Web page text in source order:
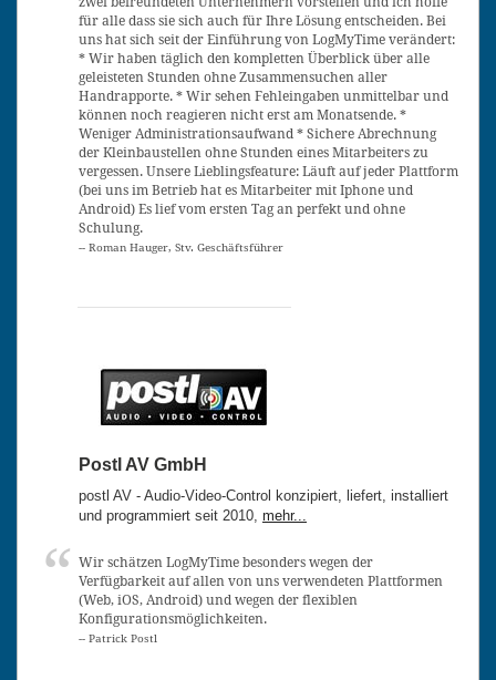
für alle dass sie sich auch für Ihre Lösung entscheiden. Bei
uns hat sich seit der Einführung von LogMyTime verändert:
* Wir haben täglich den kompletten Überblick über alle
geleisteten Stunden ohne Zusammensuchen aller
Handrapporte. * Wir sehen Fehleingaben unmittelbar und
können noch reagieren nicht erst am Monatsende. *
Weniger Administrationsaufwand * Sichere Abrechnung
der Kleinbaustellen ohne Stunden eines Mitarbeiters zu
vergessen. Unsere Lieblingsfeature: Läuft auf jeder Plattform
(bei uns im Betrieb hat es Mitarbeiter mit Iphone und
Android) Es lief vom ersten Tag an perfekt und ohne
Schulung.
-- Roman Hauger, Stv. Geschäftsführer
Postl AV GmbH
postl AV - Audio-Video-Control konzipiert, liefert, installiert
und programmiert seit 2010, mehr...
Wir schätzen LogMyTime besonders wegen der
Verfügbarkeit auf allen von uns verwendeten Plattformen
(Web, iOS, Android) und wegen der flexiblen
Konfigurationsmöglichkeiten.
-- Patrick Postl